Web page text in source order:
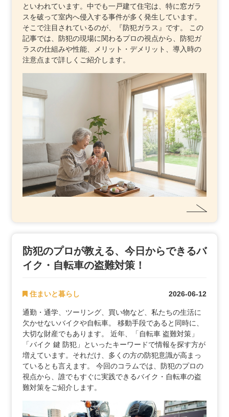
といわれています。中でも一戸建て住宅は、特に窓ガラ
スを破って室内へ侵入する事件が多く発生しています。
そこで注目されているのが、『防犯ガラス』です。 この
記事では、防犯の現場に関わるプロの視点から、防犯ガ
ラスの仕組みや性能、メリット・デメリット、導入時の
注意点まで詳しくご紹介します。
防犯のプロが教える、今日からできるバ
イク・自転車の盗難対策！
住まいと暮らし 2026-06-12
通勤・通学、ツーリング、買い物など、私たちの生活に
欠かせないバイクや自転車。 移動手段であると同時に、
大切な財産でもあります。 近年、「自転車 盗難対策」
「バイク 鍵 防犯」といったキーワードで情報を探す方が
増えています。それだけ、多くの方の防犯意識が高まっ
ているとも言えます。 今回のコラムでは、防犯のプロの
視点から、誰でもすぐに実践できるバイク・自転車の盗
難対策をご紹介します。